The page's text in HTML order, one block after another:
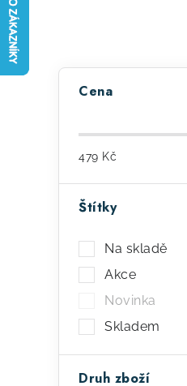
P
t
p
Cena
479 Kč
Štítky
Na skladě
Akce
Novinka
Skladem
Druh zboží